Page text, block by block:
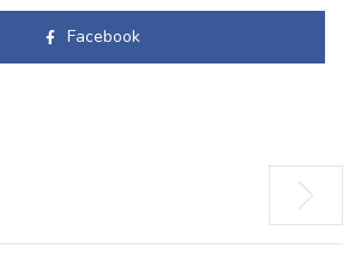
Facebook